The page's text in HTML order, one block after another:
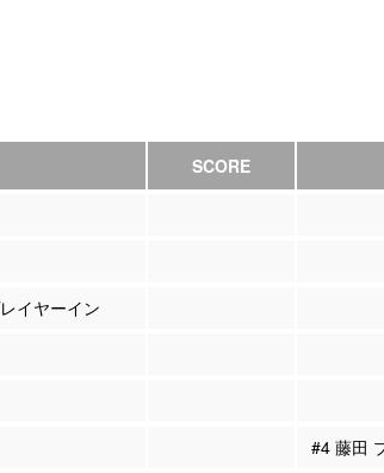
SCORE
イヤーイン
#4 藤田